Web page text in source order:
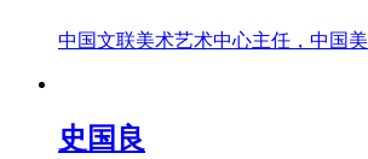
中国文联美术艺术中心主任，中国
史国良